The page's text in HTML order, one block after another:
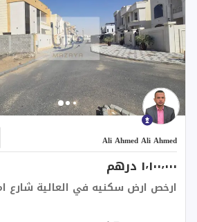
Ali Ahmed Ali Ahmed
١٬١٠٠٬٠٠٠ درهم
ارخص ارض سكنيه في العالية شارع امامى وشارع خلفي